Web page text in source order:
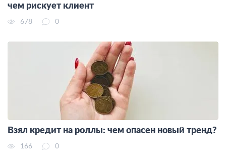
чем рискует клиент
678 0
Взял кредит на роллы: чем опасен новый тренд?
166 0